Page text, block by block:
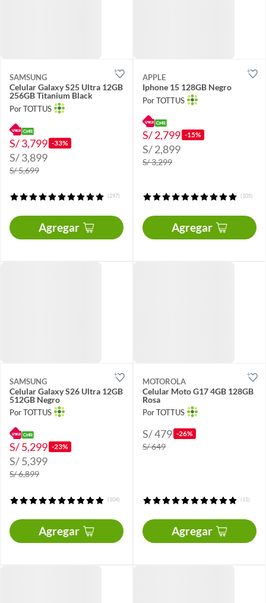
SAMSUNG
Celular Galaxy S25 Ultra 12GB
256GB Titanium Black
Por TOTTUS
S/ 3,799 -33%
S/ 3,899
S/ 5,699
(297)
Agregar
APPLE
Iphone 15 128GB Negro
Por TOTTUS
S/ 2,799 -15%
S/ 2,899
S/ 3,299
(105)
Agregar
SAMSUNG
Celular Galaxy S26 Ultra 12GB
512GB Negro
Por TOTTUS
S/ 5,299 -23%
S/ 5,399
S/ 6,899
(104)
Agregar
MOTOROLA
Celular Moto G17 4GB 128GB
Rosa
Por TOTTUS
S/ 479 -26%
S/ 649
(11)
Agregar